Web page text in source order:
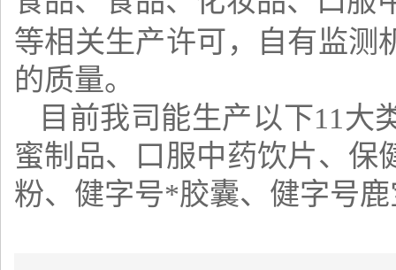
等相关生产许可，自有监测
的质量。
目前我司能生产以下11大
蜜制品、口服中药饮片、保
粉、健字号*胶囊、健字号